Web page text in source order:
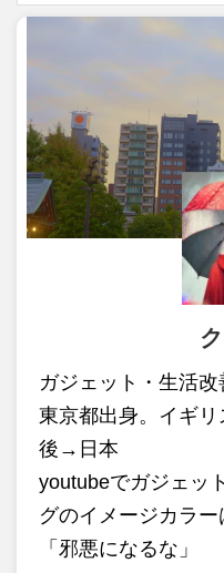
ガジェット・生活
東京都出身。イギ
後→日本
youtubeでガジェッ
グのイメージカラ
「邪悪になるな」